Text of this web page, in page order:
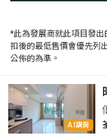
*此為發展商就此項目發
扣後的最低售價會優先列
公佈的為準。
AI講房